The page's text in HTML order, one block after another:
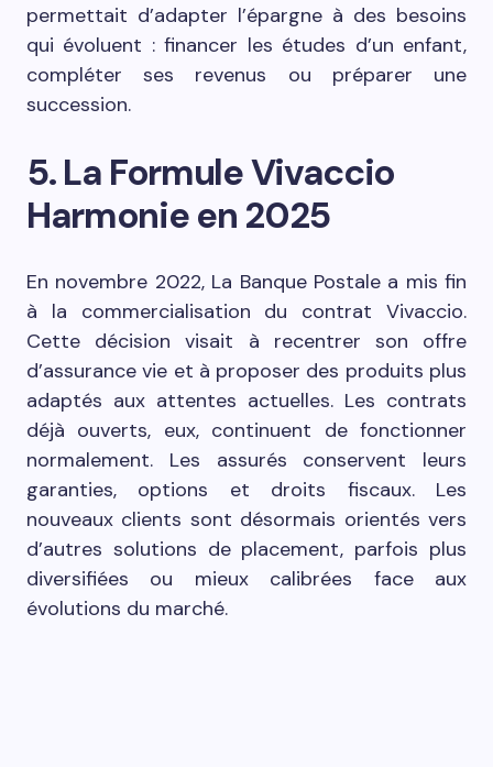
permettait d’adapter l’épargne à des besoins
qui évoluent : financer les études d’un enfant,
compléter ses revenus ou préparer une
succession.
5. La Formule Vivaccio
Harmonie en 2025
En novembre 2022, La Banque Postale a mis fin
à la commercialisation du contrat Vivaccio.
Cette décision visait à recentrer son offre
d’assurance vie et à proposer des produits plus
adaptés aux attentes actuelles. Les contrats
déjà ouverts, eux, continuent de fonctionner
normalement. Les assurés conservent leurs
garanties, options et droits fiscaux. Les
nouveaux clients sont désormais orientés vers
d’autres solutions de placement, parfois plus
diversifiées ou mieux calibrées face aux
évolutions du marché.